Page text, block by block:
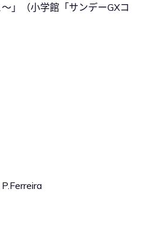
」（小学館「サンデーGXコ